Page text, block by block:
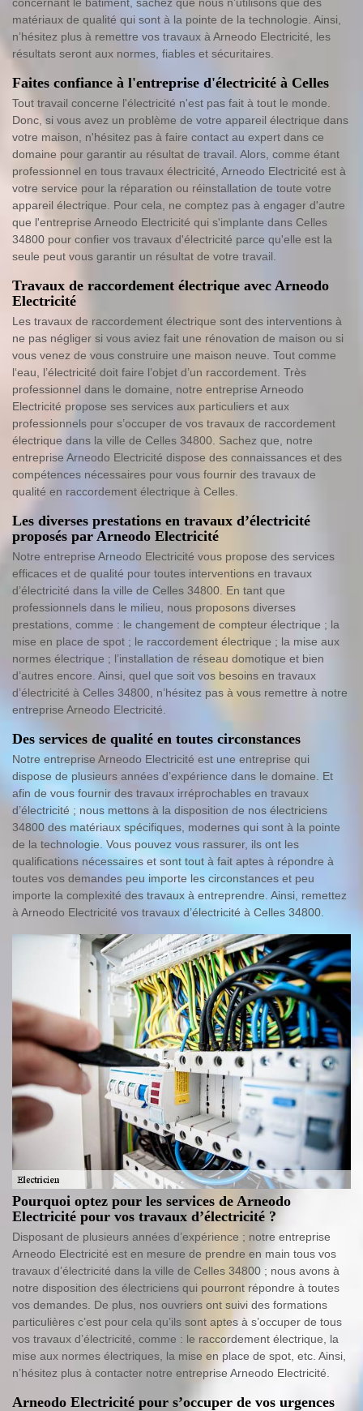
matériaux de qualité qui sont à la pointe de la technologie. Ainsi,
n’hésitez plus à remettre vos travaux à Arneodo Electricité, les
résultats seront aux normes, fiables et sécuritaires.
Faites confiance à l'entreprise d'électricité à Celles
Tout travail concerne l'électricité n'est pas fait à tout le monde.
Donc, si vous avez un problème de votre appareil électrique dans
votre maison, n'hésitez pas à faire contact au expert dans ce
domaine pour garantir au résultat de travail. Alors, comme étant
professionnel en tous travaux électricité, Arneodo Electricité est à
votre service pour la réparation ou réinstallation de toute votre
appareil électrique. Pour cela, ne comptez pas à engager d'autre
que l'entreprise Arneodo Electricité qui s'implante dans Celles
34800 pour confier vos travaux d'électricité parce qu'elle est la
seule peut vous garantir un résultat de votre travail.
Travaux de raccordement électrique avec Arneodo
Electricité
Les travaux de raccordement électrique sont des interventions à
ne pas négliger si vous aviez fait une rénovation de maison ou si
vous venez de vous construire une maison neuve. Tout comme
l‘eau, l’électricité doit faire l’objet d’un raccordement. Très
professionnel dans le domaine, notre entreprise Arneodo
Electricité propose ses services aux particuliers et aux
professionnels pour s’occuper de vos travaux de raccordement
électrique dans la ville de Celles 34800. Sachez que, notre
entreprise Arneodo Electricité dispose des connaissances et des
compétences nécessaires pour vous fournir des travaux de
qualité en raccordement électrique à Celles.
Les diverses prestations en travaux d’électricité
proposés par Arneodo Electricité
Notre entreprise Arneodo Electricité vous propose des services
efficaces et de qualité pour toutes interventions en travaux
d’électricité dans la ville de Celles 34800. En tant que
professionnels dans le milieu, nous proposons diverses
prestations, comme : le changement de compteur électrique ; la
mise en place de spot ; le raccordement électrique ; la mise aux
normes électrique ; l’installation de réseau domotique et bien
d’autres encore. Ainsi, quel que soit vos besoins en travaux
d’électricité à Celles 34800, n’hésitez pas à vous remettre à notre
entreprise Arneodo Electricité.
Des services de qualité en toutes circonstances
Notre entreprise Arneodo Electricité est une entreprise qui
dispose de plusieurs années d’expérience dans le domaine. Et
afin de vous fournir des travaux irréprochables en travaux
d’électricité ; nous mettons à la disposition de nos électriciens
34800 des matériaux spécifiques, modernes qui sont à la pointe
de la technologie. Vous pouvez vous rassurer, ils ont les
qualifications nécessaires et sont tout à fait aptes à répondre à
toutes vos demandes peu importe les circonstances et peu
importe la complexité des travaux à entreprendre. Ainsi, remettez
à Arneodo Electricité vos travaux d’électricité à Celles 34800.
Pourquoi optez pour les services de Arneodo
Electricité pour vos travaux d’électricité ?
Disposant de plusieurs années d’expérience ; notre entreprise
Arneodo Electricité est en mesure de prendre en main tous vos
travaux d’électricité dans la ville de Celles 34800 ; nous avons à
notre disposition des électriciens qui pourront répondre à toutes
vos demandes. De plus, nos ouvriers ont suivi des formations
particulières c’est pour cela qu’ils sont aptes à s’occuper de tous
vos travaux d’électricité, comme : le raccordement électrique, la
mise aux normes électriques, la mise en place de spot, etc. Ainsi,
n’hésitez plus à contacter notre entreprise Arneodo Electricité.
Arneodo Electricité pour s’occuper de vos urgences